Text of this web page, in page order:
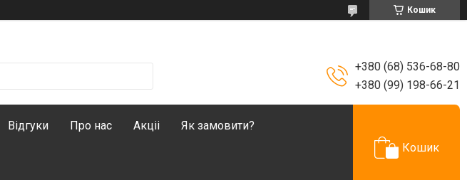
Кошик
+380 (68) 536-68-80
+380 (99) 198-66-21
Відгуки Про нас Акціі Як замовити?
Кошик